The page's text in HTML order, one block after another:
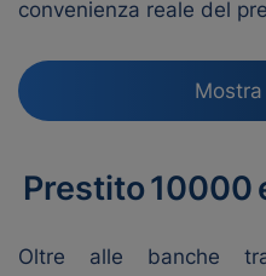
convenienza reale del
Prestito 10000
Oltre alle banche